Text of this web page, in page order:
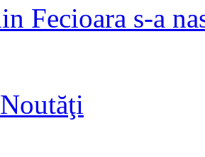
Fecioara s-a
Noutăţi